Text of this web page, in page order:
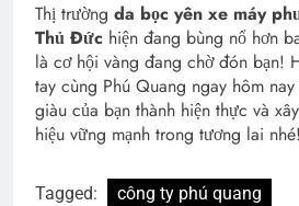
Thị trường da bọc yên xe máy
Thủ Đức hiện đang bùng nổ hơn
là cơ hội vàng đang chờ đón bạn!
tay cùng Phú Quang ngay hôm
giàu của bạn thành hiện thực và
hiệu vững mạnh trong tương lai nhé!
Tagged:
công ty phú quang